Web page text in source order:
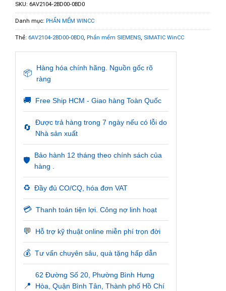
SKU: 6AV2104-2BD00-0BD0
Danh mục: PHẦN MỀM WINCC
Thẻ: 6AV2104-2BD00-0BD0, Phần mềm SIEMENS, SIMATIC WinCC
📦
Hàng hóa chính hãng. Nguồn gốc rõ
ràng
🚚 Free Ship HCM - Giao hàng Toàn Quốc
🔄
Được trả hàng trong 7 ngày nếu có lỗi do
Nhà sản xuất
🛡️
Bảo hành 12 tháng theo chính sách của
hàng .
♻️ Đầy đủ CO/CQ, hóa đơn VAT
💳 Thanh toán tiện lợi. Công nợ linh hoạt
💬 Hỗ trợ kỹ thuật online miễn phí trọn đời
💰 Tư vấn chuyên sâu, quà tặng hấp dẫn
📍
62 Đường Số 20, Phường Bình Hưng
Hòa, Quận Bình Tân, Thành phố Hồ Chí